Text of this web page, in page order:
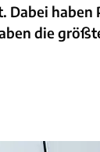
haben
die